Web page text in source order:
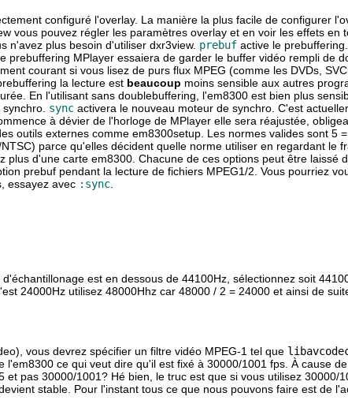
configuré l'overlay. La manière la plus facile de configurer
vous pouvez régler les paramètres overlay et en voir les effets
n'avez plus besoin d'utiliser dxr3view. prebuf active le
prebuffering MPlayer essaiera de garder le buffer vidéo rempli de
courant si vous lisez de purs flux MPEG (comme les DVDs,
la lecture est beaucoup moins sensible aux autres
En l'utilisant sans doublebuffering, l'em8300 est bien plus
sync activera le nouveau moteur de synchro. C'est
à dévier de l'horloge de MPlayer elle sera réajustée,
outils externes comme em8300setup. Les normes valides sont 5
parce qu'elles décident quelle norme utiliser en regardant le
d'une carte em8300. Chacune de ces options peut être laissé
prebuf pendant la lecture de fichiers MPEG1/2. Vous pourriez
essayez avec :sync
est en dessous de 44100Hz, sélectionnez soit
24000Hz utilisez 48000Hhz car 48000 / 2 = 24000 et ainsi de
vous devrez spécifier un filtre vidéo MPEG-1 tel que
l'em8300 ce qui veut dire qu'il est fixé à 30000/1001 fps. À cause
et pas 30000/1001? Hé bien, le truc est que si vous utilisez
stable. Pour l'instant tous ce que nous pouvons faire est de